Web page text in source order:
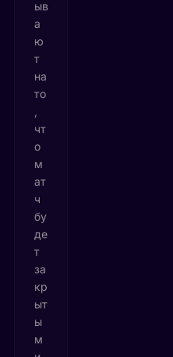
ыв
а
ю
т
на
то
чт
о
м
ат
ч
бу
де
т
за
кр
ыт
ы
м